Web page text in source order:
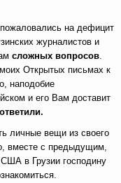
на дефицит
журналистов и
сложных вопросов.
Открытых письмах к
наподобие
и его Вам доставит
личные вещи из своего
вместе с предыдущим,
в Грузии господину